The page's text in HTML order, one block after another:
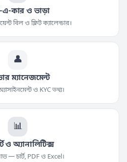
এ-কার ও ভাড়া
বিল ও ফ্লিট ক্যালেন্ডার।
👤
ম্যানেজমেন্ট
ও KYC তথ্য।
📊
ও অ্যানালিটিক্স
— চার্ট, PDF ও Excel।